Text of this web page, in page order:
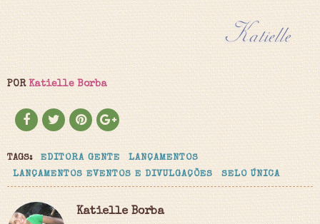
POR Katielle Borba
TAGS: EDITORA GENTE
LANÇAMENTOS
LANÇAMENTOS EVENTOS E DIVULGAÇÕES
SELO ÚNICA
Katielle Borba